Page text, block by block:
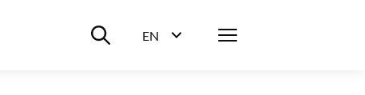
Suche ein-/ausblenden
EN
Menü